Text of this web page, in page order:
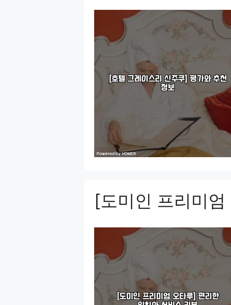
[도미인 프리미